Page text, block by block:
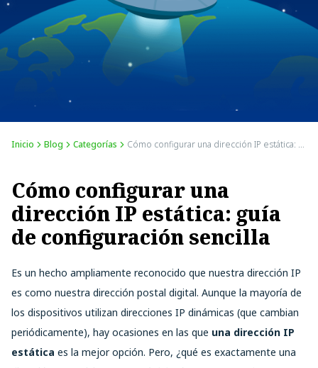
Inicio Blog Categorías Cómo configurar una dirección IP estática: guía de configuración sencilla
Cómo configurar una
dirección IP estática: guía
de configuración sencilla
Es un hecho ampliamente reconocido que nuestra dirección IP
es como nuestra dirección postal digital. Aunque la mayoría de
los dispositivos utilizan direcciones IP dinámicas (que cambian
periódicamente), hay ocasiones en las que una dirección IP
estática es la mejor opción. Pero, ¿qué es exactamente una